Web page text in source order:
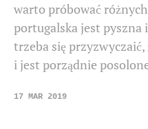
warto próbować
portugalska jest pyszna
trzeba się
i jest porządnie
17 MAR 2019